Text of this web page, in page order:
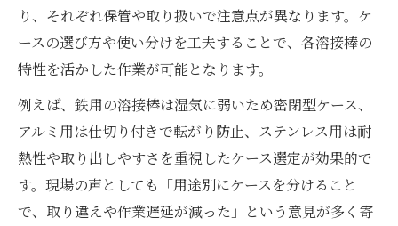
り、それぞれ保管や取り扱いで注意点が異なります。ケ
ースの選び方や使い分けを工夫することで、各溶接棒の
特性を活かした作業が可能となります。
例えば、鉄用の溶接棒は湿気に弱いため密閉型ケース、
アルミ用は仕切り付きで転がり防止、ステンレス用は耐
熱性や取り出しやすさを重視したケース選定が効果的で
す。現場の声としても「用途別にケースを分けること
で、取り違えや作業遅延が減った」という意見が多く寄